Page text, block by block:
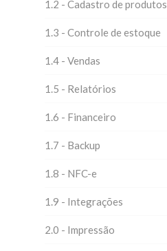
1.2 - Cadastro de produtos
1.3 - Controle de estoque
1.4 - Vendas
1.5 - Relatórios
1.6 - Financeiro
1.7 - Backup
1.8 - NFC-e
1.9 - Integrações
2.0 - Impressão